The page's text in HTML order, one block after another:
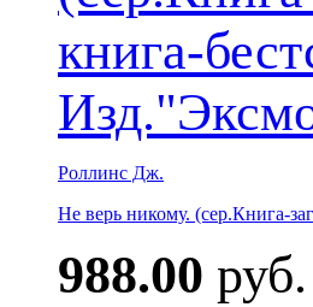
Роллинс Дж.
Не верь никому. (сер.Книга-
988.00 руб.